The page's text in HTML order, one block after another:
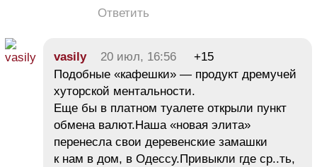
Ответить
vasily 20 июл, 16:56
+15
Подобные «кафешки» — продукт дремучей
хуторской ментальности.
Еще бы в платном туалете открыли пункт
обмена валют.Наша «новая элита»
перенесла свои деревенские замашки
к нам в дом, в Одессу.Привыкли где ср..ть,